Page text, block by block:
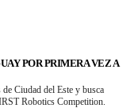
POR PRIMERA VEZ A
Ciudad del Este y busca
Robotics Competition.